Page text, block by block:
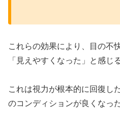
これらの効果により、目の不
「見えやすくなった」と感じ
これは視力が根本的に回復し
のコンディションが良くなっ